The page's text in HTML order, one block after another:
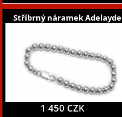
Stříbrný náramek Adelayde
1 450 CZK